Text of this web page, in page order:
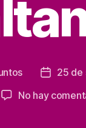
Fecha
la
25 de
No hay